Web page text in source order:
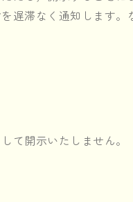
遅滞なく通知します
て開示いたしません。